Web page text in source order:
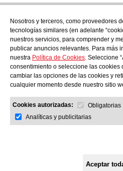
Si tienes cualquier duda puedes
TEL: +34 972 21 30 04
EMAIL: despiral@despiral.com
SÍGUENOS EN
Instagram
Financiado por la
Nosotros y terceros, como proveedores
tecnologías similares (en adelante
nuestros servicios, para comprender y
publicar anuncios relevantes. Para más
nuestra Política de Cookies. Seleccione
consentimiento o seleccione las cookies
cambiar las opciones de las cookies y
cualquier momento desde nuestro sitio
Cookies autorizadas:
Obligatorias
Analíticas y publicitarias
Aceptar